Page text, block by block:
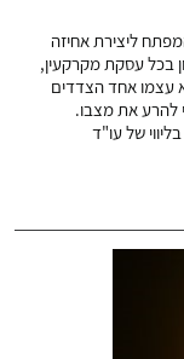
ליצירת אחיזה
בכל עסקת מקרקעין,
עצמו אחד הצדדים
להרע את מצבו.
של עו"ד